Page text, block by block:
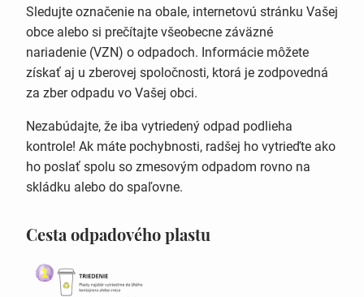
Sledujte označenie na obale, internetovú stránku Vašej
obce alebo si prečítajte všeobecne záväzné
nariadenie (VZN) o odpadoch. Informácie môžete
získať aj u zberovej spoločnosti, ktorá je zodpovedná
za zber odpadu vo Vašej obci.
Nezabúdajte, že iba vytriedený odpad podlieha
kontrole! Ak máte pochybnosti, radšej ho vytrieďte ako
ho poslať spolu so zmesovým odpadom rovno na
skládku alebo do spaľovne.
Cesta odpadového plastu